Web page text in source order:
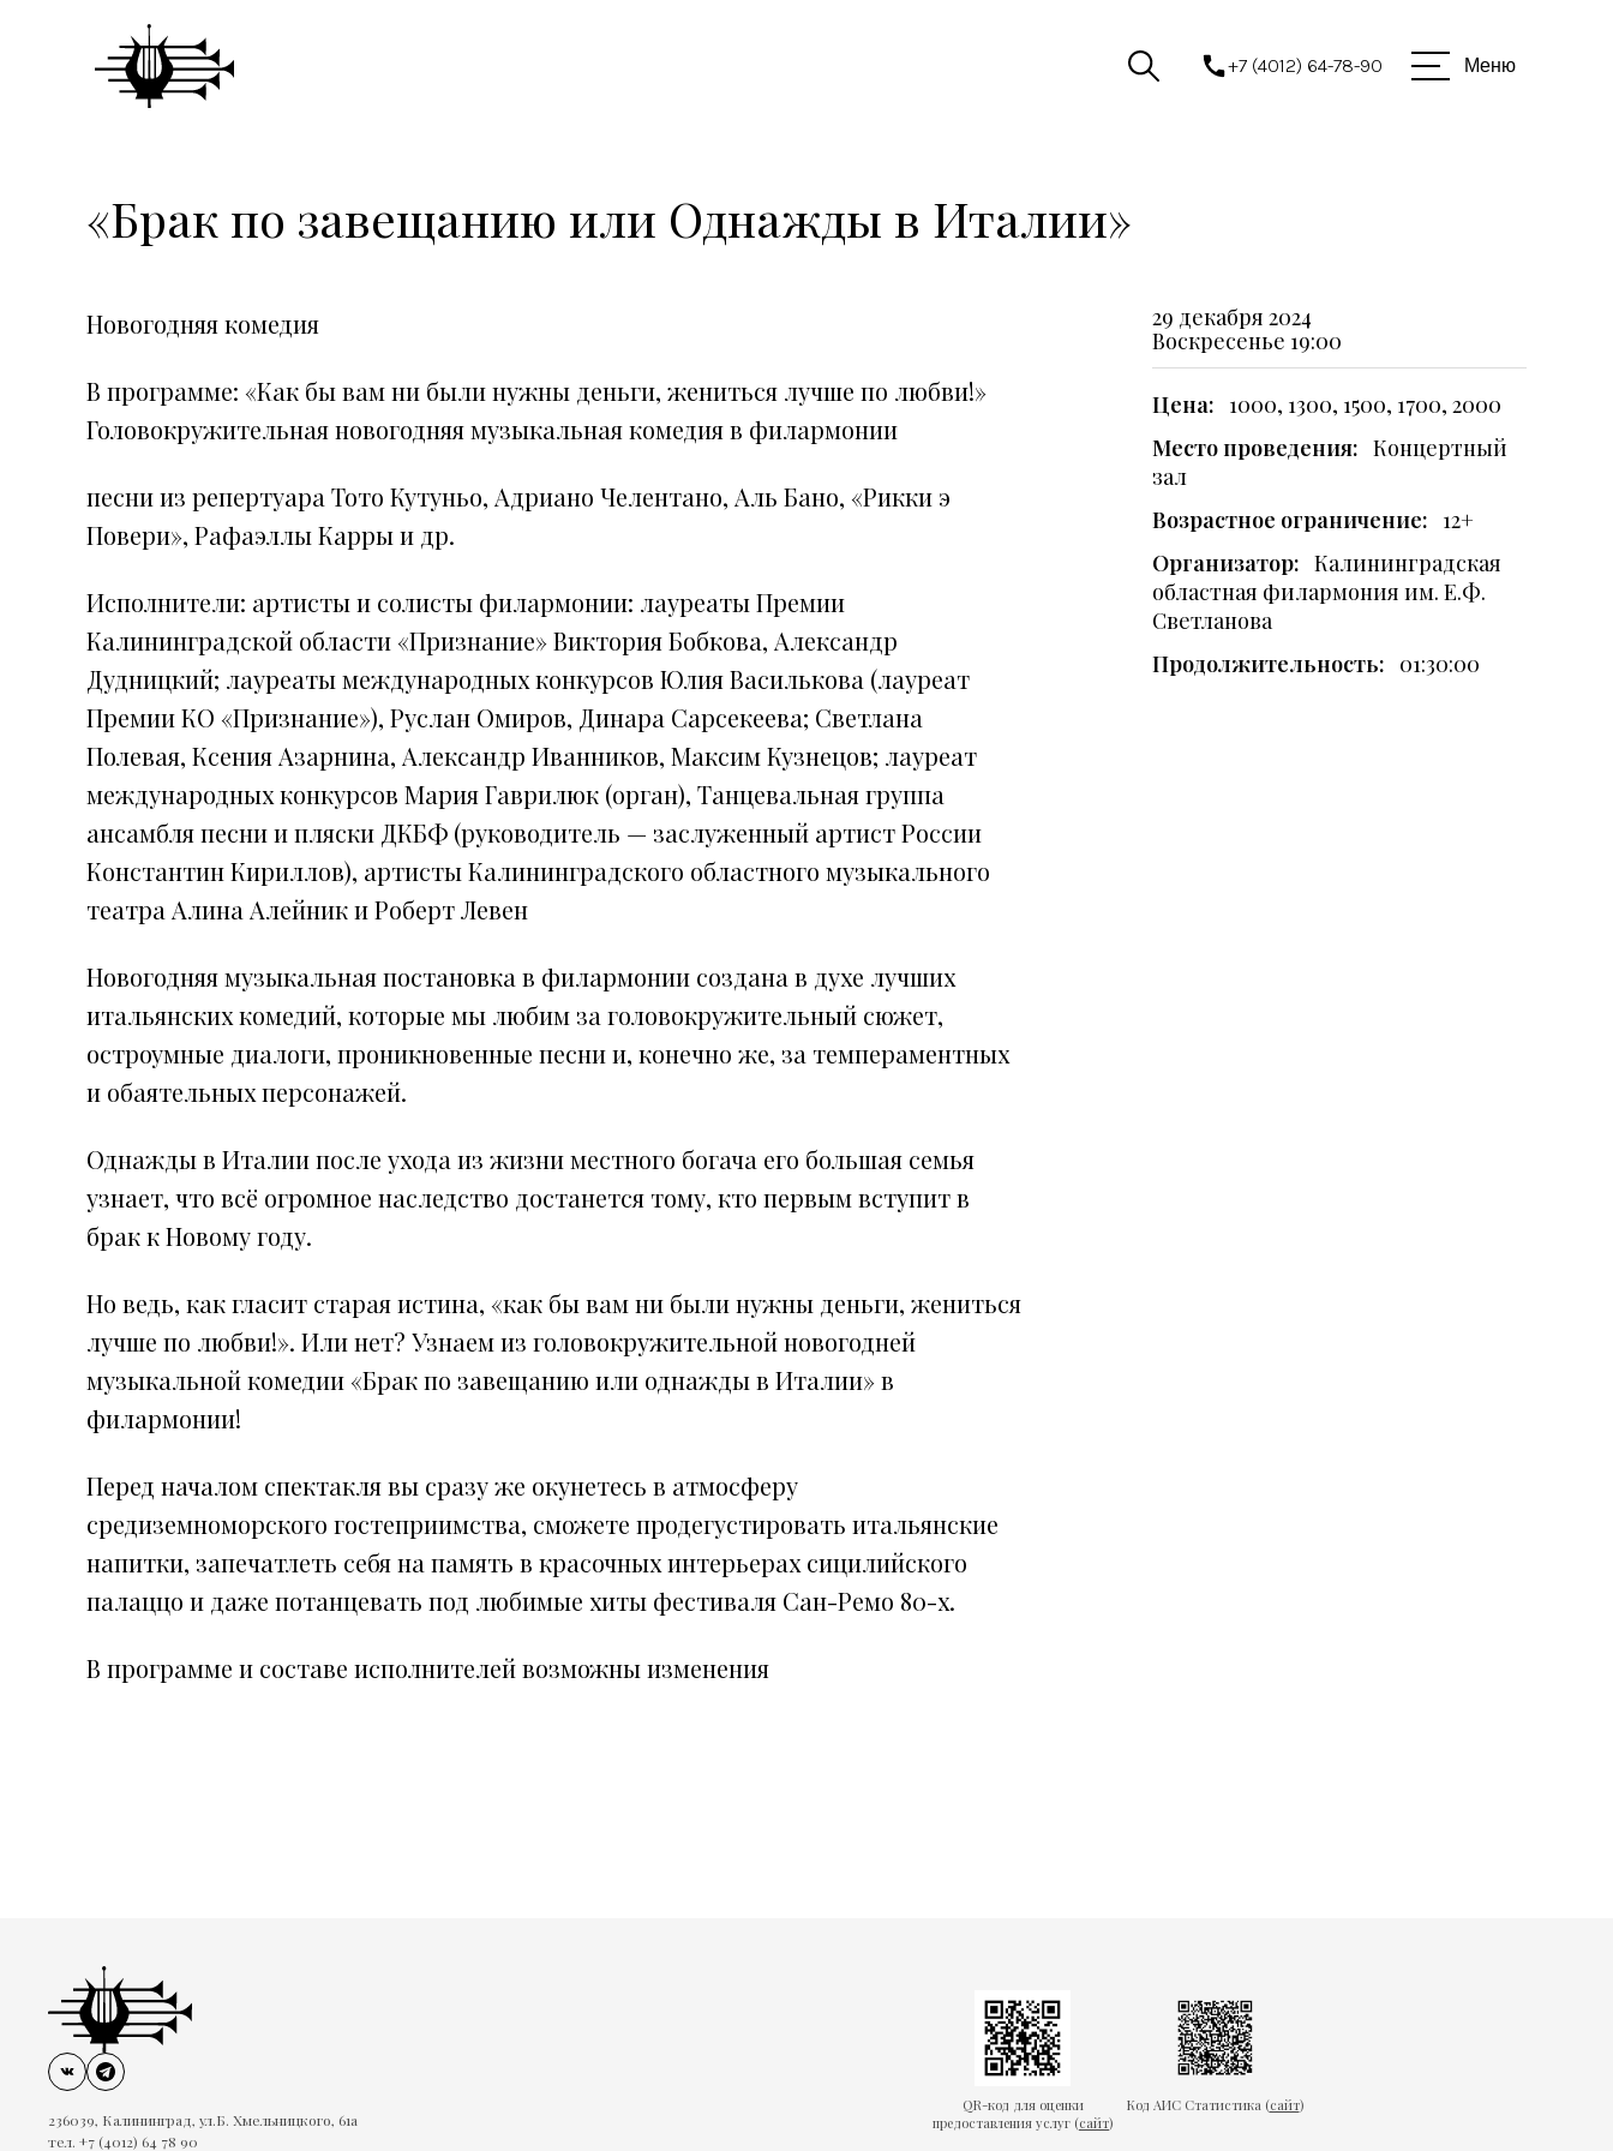
+7 (4012) 64-78-90 Меню
«Брак по завещанию или Однажды в Италии»
Новогодняя комедия
В программе: «Как бы вам ни были нужны деньги, жениться лучше по любви!»
Головокружительная новогодняя музыкальная комедия в филармонии
песни из репертуара Тото Кутуньо, Адриано Челентано, Аль Бано, «Рикки э
Повери», Рафаэллы Карры и др.
Исполнители: артисты и солисты филармонии: лауреаты Премии
Калининградской области «Признание» Виктория Бобкова, Александр
Дудницкий; лауреаты международных конкурсов Юлия Василькова (лауреат
Премии КО «Признание»), Руслан Омиров, Динара Сарсекеева; Светлана
Полевая, Ксения Азарнина, Александр Иванников, Максим Кузнецов; лауреат
международных конкурсов Мария Гаврилюк (орган), Танцевальная группа
ансамбля песни и пляски ДКБФ (руководитель — заслуженный артист России
Константин Кириллов), артисты Калининградского областного музыкального
театра Алина Алейник и Роберт Левен
Новогодняя музыкальная постановка в филармонии создана в духе лучших
итальянских комедий, которые мы любим за головокружительный сюжет,
остроумные диалоги, проникновенные песни и, конечно же, за темпераментных
и обаятельных персонажей.
Однажды в Италии после ухода из жизни местного богача его большая семья
узнает, что всё огромное наследство достанется тому, кто первым вступит в
брак к Новому году.
Но ведь, как гласит старая истина, «как бы вам ни были нужны деньги, жениться
лучше по любви!». Или нет? Узнаем из головокружительной новогодней
музыкальной комедии «Брак по завещанию или однажды в Италии» в
филармонии!
Перед началом спектакля вы сразу же окунетесь в атмосферу
средиземноморского гостеприимства, сможете продегустировать итальянские
напитки, запечатлеть себя на память в красочных интерьерах сицилийского
палаццо и даже потанцевать под любимые хиты фестиваля Сан-Ремо 80-х.
В программе и составе исполнителей возможны изменения
29 декабря 2024
Воскресенье 19:00
Цена: 1000, 1300, 1500, 1700, 2000
Место проведения: Концертный
зал
Возрастное ограничение: 12+
Организатор: Калининградская
областная филармония им. Е.Ф.
Светланова
Продолжительность: 01:30:00
236039, Калининград, ул.Б. Хмельницкого, 61а
тел. +7 (4012) 64 78 90
QR-код для оценки
предоставления услуг (сайт)
Код АИС Статистика (сайт)